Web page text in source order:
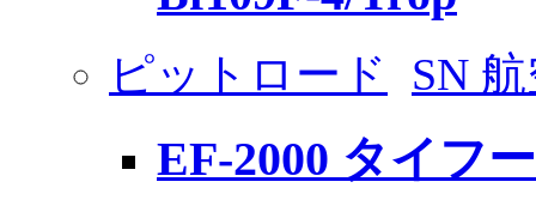
ピットロード SN
EF-2000 タイフ